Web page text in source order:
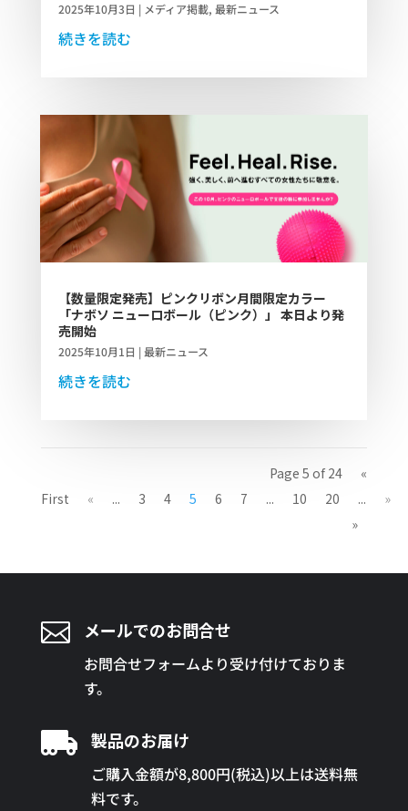
2025年10月3日 | メディア掲載, 最新ニュース
続きを読む
【数量限定発売】ピンクリボン月間限定カラー
「ナボソ ニューロボール（ピンク）」 本日より発
売開始
2025年10月1日 |最新ニュース
続きを読む
Page 5 of 24
«
First
« ... 3 4 5 6 7 ... 10 20 ...
»
»
 メールでのお問合せ
お問合せフォームより受け付けておりま
す。
 製品のお届け
ご購入金額が8,800円(税込)以上は送料無
料です。